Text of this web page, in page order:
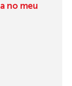
no meu